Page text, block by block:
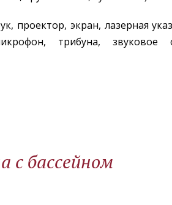
проектор, экран, лазерная
трибуна, звуковое
с бассейном